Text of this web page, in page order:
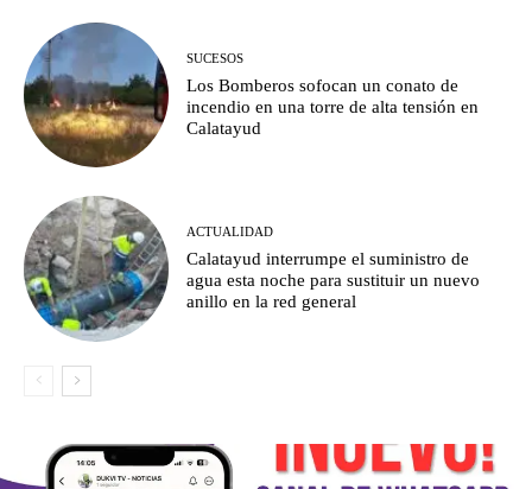
SUCESOS
Los Bomberos sofocan un conato de
incendio en una torre de alta tensión en
Calatayud
ACTUALIDAD
Calatayud interrumpe el suministro de
agua esta noche para sustituir un nuevo
anillo en la red general